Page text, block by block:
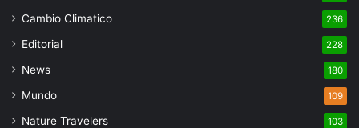
Cambio Climatico 236
Editorial 228
News 180
Mundo 109
Nature Travelers 103